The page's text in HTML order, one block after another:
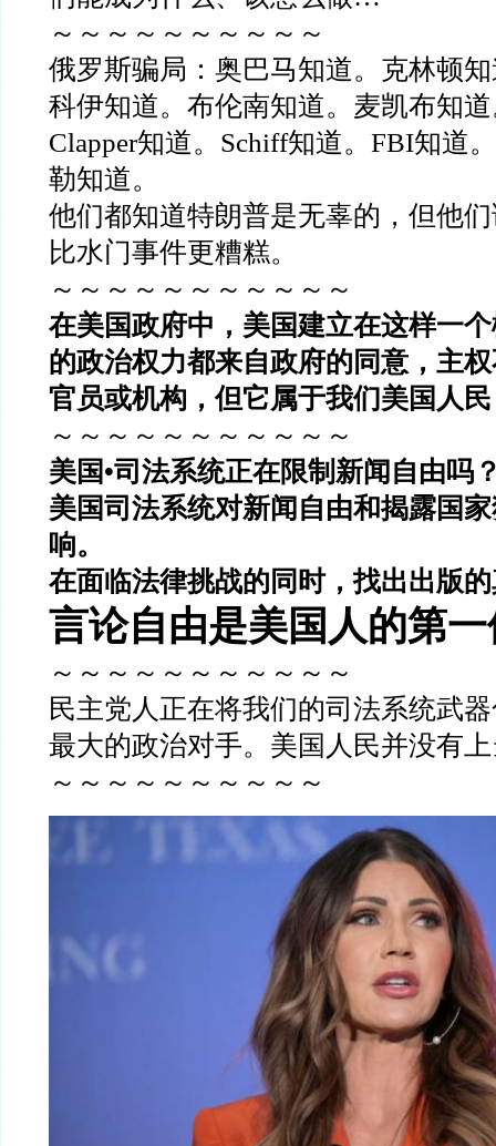
～～～～～～～～～～
俄罗斯骗局：奥巴马知道。克林顿
科伊知道。布伦南知道。麦凯布知
Clapper知道。Schiff知道。FBI知道
勒知道。
他们都知道特朗普是无辜的，但他
比水门事件更糟糕。
～～～～～～～～～～～
在美国政府中，美国建立在这样一
的政治权力都来自政府的同意，主
官员或机构，但它属于我们美国人
～～～～～～～～～～～
美国•司法系统正在限制新闻自由吗
美国司法系统对新闻自由和揭露国
响。
在面临法律挑战的同时，找出出版
言论自由是美国人的第
～～～～～～～～～～～
民主党人正在将我们的司法系统武
最大的政治对手。美国人民并没有
～～～～～～～～～～